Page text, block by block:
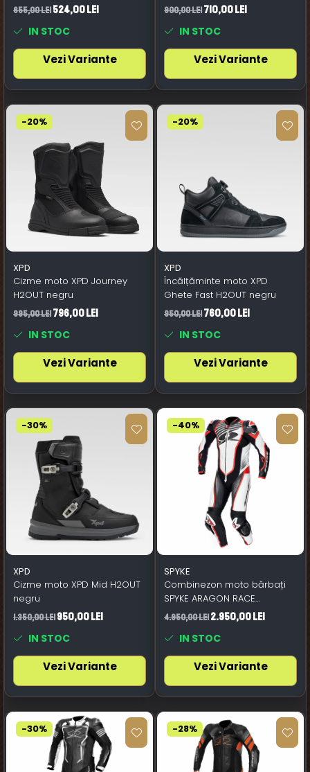
655,00 Lei524,00 Lei
IN STOC
Vezi Variante
900,00 Lei710,00 Lei
IN STOC
Vezi Variante
-20%
XPD
Cizme moto XPD Journey
H2OUT negru
995,00 Lei796,00 Lei
IN STOC
Vezi Variante
-20%
XPD
Încălțăminte moto XPD
Ghete Fast H2OUT negru
950,00 Lei760,00 Lei
IN STOC
Vezi Variante
-30%
XPD
Cizme moto XPD Mid H2OUT
negru
1.350,00 Lei950,00 Lei
IN STOC
Vezi Variante
-40%
SPYKE
Combinezon moto bărbați
SPYKE ARAGON RACE
negru/alb/roșu aprins
4.950,00 Lei2.950,00 Lei
IN STOC
Vezi Variante
-30% -28%